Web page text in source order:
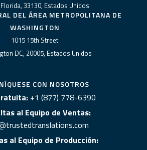
33130, Estados Unidos
DEL ÁREA METROPOLITANA DE
WASHINGTON
1015 15th Street
DC, 20005, Estados Unidos
CON NOSOTROS
+1 (877) 778-6390
al Equipo de Ventas:
al Equipo de Producción: